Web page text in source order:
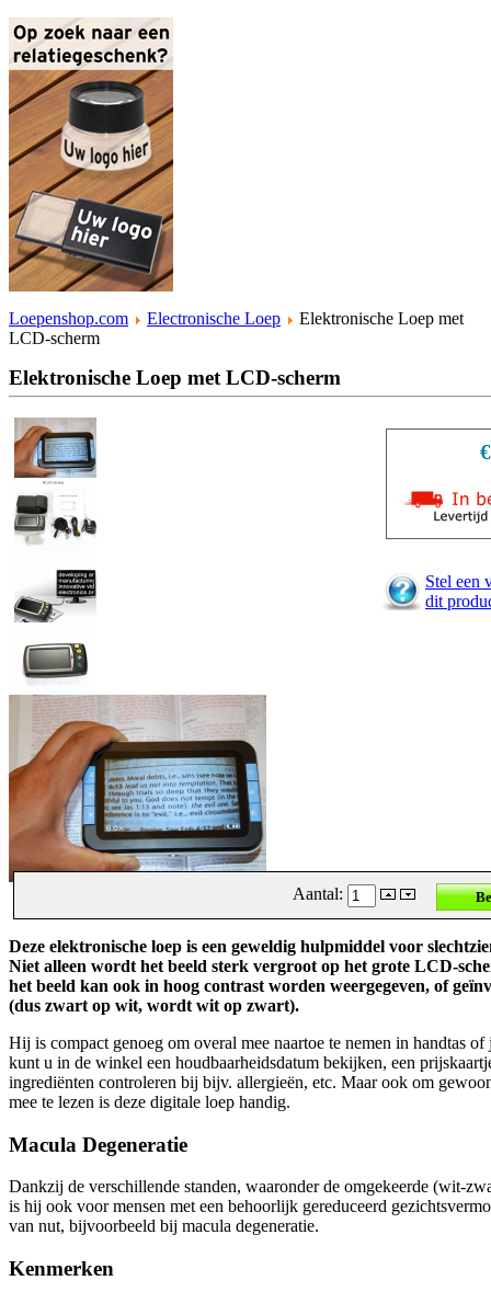
Loepenshop.com Electronische Loep
Elektronische Loep met
LCD-scherm
Elektronische Loep met LCD-scherm
Stel een
dit
Aantal:
Deze elektronische loep is een geweldig hulpmiddel voor
Niet alleen wordt het beeld sterk vergroot op het grote LCD-
het beeld kan ook in hoog contrast worden weergegeven, of
(dus zwart op wit, wordt wit op zwart).
Hij is compact genoeg om overal mee naartoe te nemen in handtas of
kunt u in de winkel een houdbaarheidsdatum bekijken, een
ingrediënten controleren bij bijv. allergieën, etc. Maar ook om
mee te lezen is deze digitale loep handig.
Macula Degeneratie
Dankzij de verschillende standen, waaronder de omgekeerde (wit-
is hij ook voor mensen met een behoorlijk gereduceerd
van nut, bijvoorbeeld bij macula degeneratie.
Kenmerken